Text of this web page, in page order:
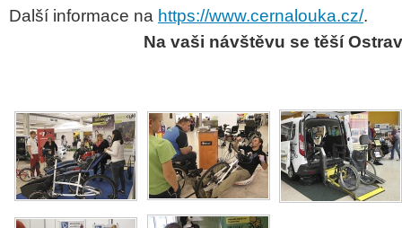
Další informace na https://www.cernalouka.cz/.
Na vaši návštěvu se těší